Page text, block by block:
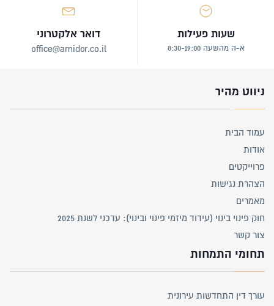
שעות פעילות
א-ה מהשעה 8:30-19:00
דואר אלקטרוני
office@amidor.co.il
ניווט מהיר
עמוד הבית
אודות
פרוייקטים
הצהרת נגישות
מאמרים
חוק פינוי בינוי (עידוד מיזמי פינוי ובינוי): עדכני לשנת 2025
צור קשר
תחומי התמחות
עורך דין התחדשות עירונית